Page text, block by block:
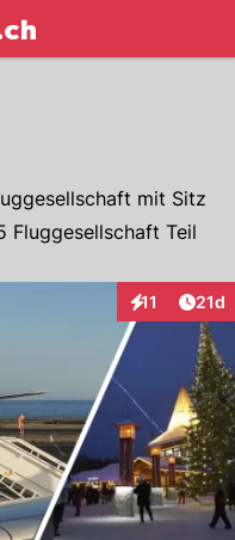
NAU.ch
mit Sitz
Fluggesellschaft Teil
11
Interaktionen
21d